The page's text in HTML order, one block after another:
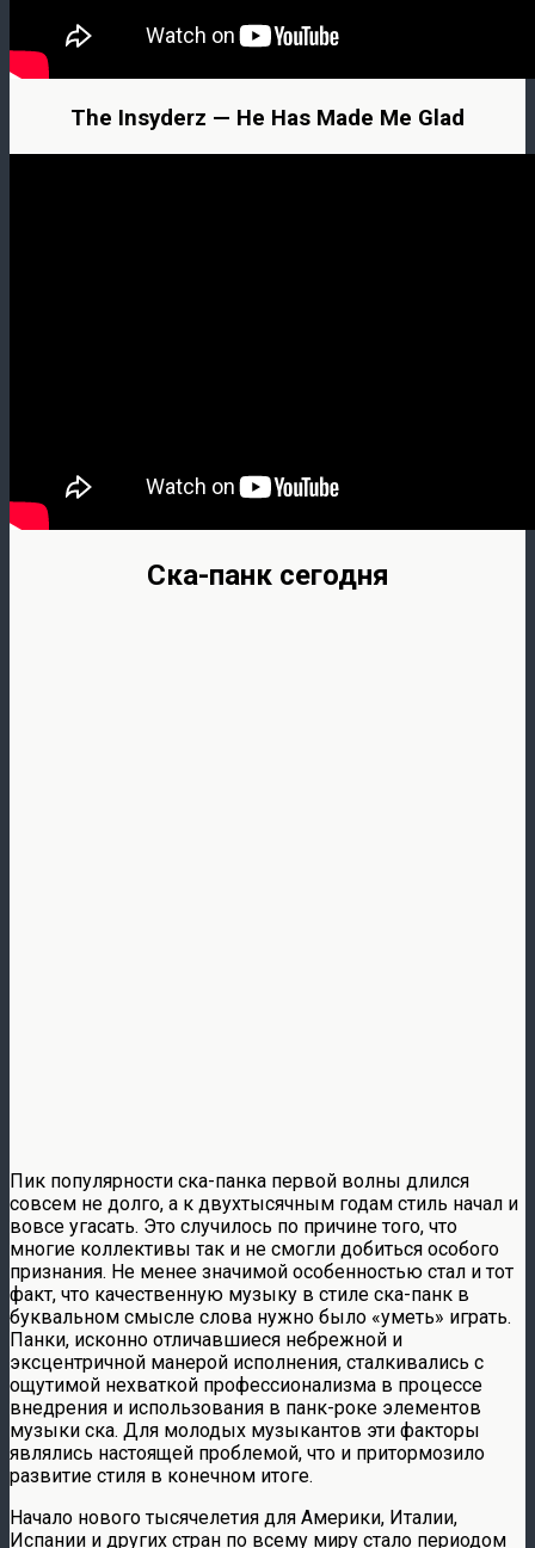
The Insyderz — He Has Made Me Glad
Ска-панк сегодня
Пик популярности ска-панка первой волны длился
совсем не долго, а к двухтысячным годам стиль начал и
вовсе угасать. Это случилось по причине того, что
многие коллективы так и не смогли добиться особого
признания. Не менее значимой особенностью стал и тот
факт, что качественную музыку в стиле ска-панк в
буквальном смысле слова нужно было «уметь» играть.
Панки, исконно отличавшиеся небрежной и
эксцентричной манерой исполнения, сталкивались с
ощутимой нехваткой профессионализма в процессе
внедрения и использования в панк-роке элементов
музыки ска. Для молодых музыкантов эти факторы
являлись настоящей проблемой, что и притормозило
развитие стиля в конечном итоге.
Начало нового тысячелетия для Америки, Италии,
Испании и других стран по всему миру стало периодом